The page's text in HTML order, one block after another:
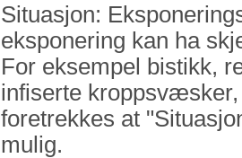
Situasjon:
eksponering kan ha
For eksempel bistikk,
infiserte
foretrekkes at
mulig.